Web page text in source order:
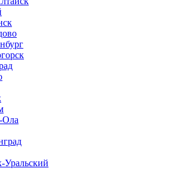
Ола
Уральский